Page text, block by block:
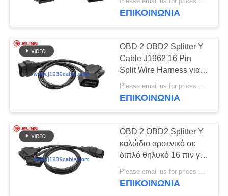
J1939
προσαρμοστής
11
J1939 9 συνδετήρας
Nissan Toyota
ΕΠΙΚΟΙΝΩΝΊΑ
OBD 2 OBD2 Splitter Y
Cable J1962 16 Pin
Split Wire Harness για
αυτοκίνητα Ford
Please email us for prices MOQ:100 τεμάχια
ΕΠΙΚΟΙΝΩΝΊΑ
OBD 2 OBD2 Splitter Y
καλώδιο αρσενικό σε
διπλό θηλυκό 16 πιν για
αυτοκίνητα Mazda
Mitsubishi
ΕΠΙΚΟΙΝΩΝΊΑ